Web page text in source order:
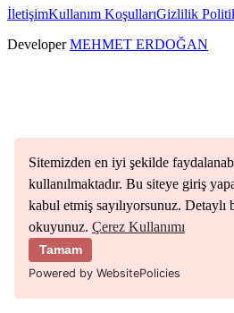
Sitemizden en iyi şekilde
kullanılmaktadır. Bu siteye giriş
kabul etmiş sayılıyorsunuz.
okuyunuz. Çerez Kullanımı
Tamam
Powered by WebsitePolicies
İletişimKullanım KoşullarıGizlilik
DeveloperMEHMET ERDOĞAN